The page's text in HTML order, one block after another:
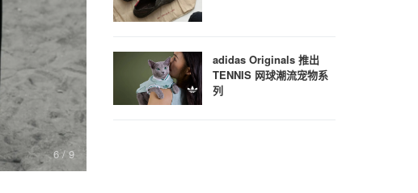
6/ 9
adidas Originals 推出
TENNIS 网球潮流宠物系
列